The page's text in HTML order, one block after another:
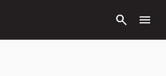
principal
search menu